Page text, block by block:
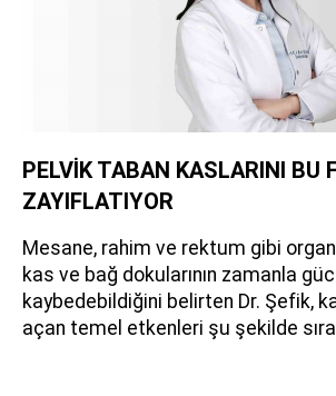
PELVİK TABAN KASLARINI BU
ZAYIFLATIYOR
Mesane, rahim ve rektum gibi
kas ve bağ dokularının zamanla
kaybedebildiğini belirten Dr. Şefik,
açan temel etkenleri şu şekilde